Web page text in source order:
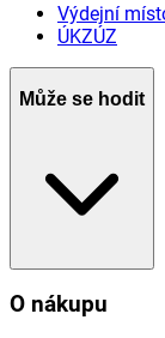
Výdejní
ÚKZÚZ
Může se hodit
O nákupu